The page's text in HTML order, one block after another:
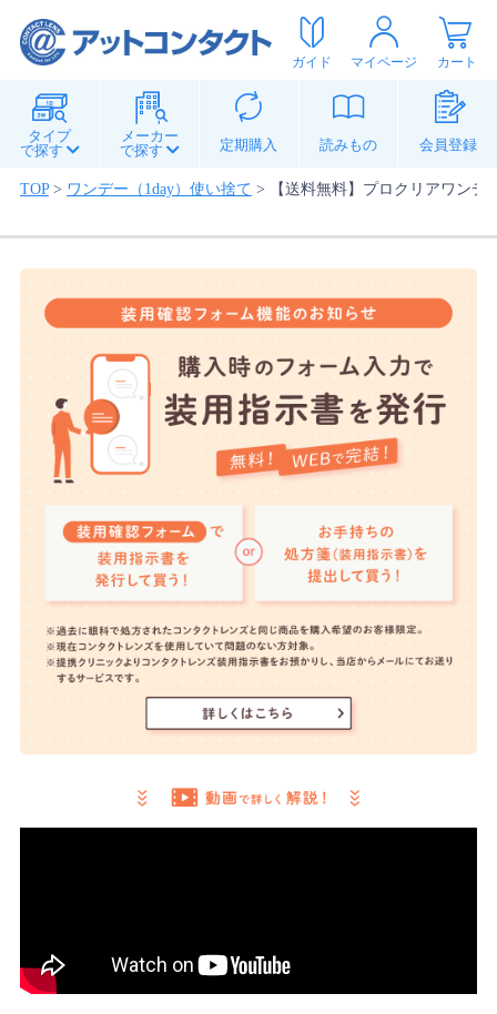
ガイド マイページ カート
タイプ
で探す
メーカー
で探す
定期購入 読みもの 会員登録
TOP> ワンデー（1day）使い捨て > 【送料無料】プロクリアワンデ